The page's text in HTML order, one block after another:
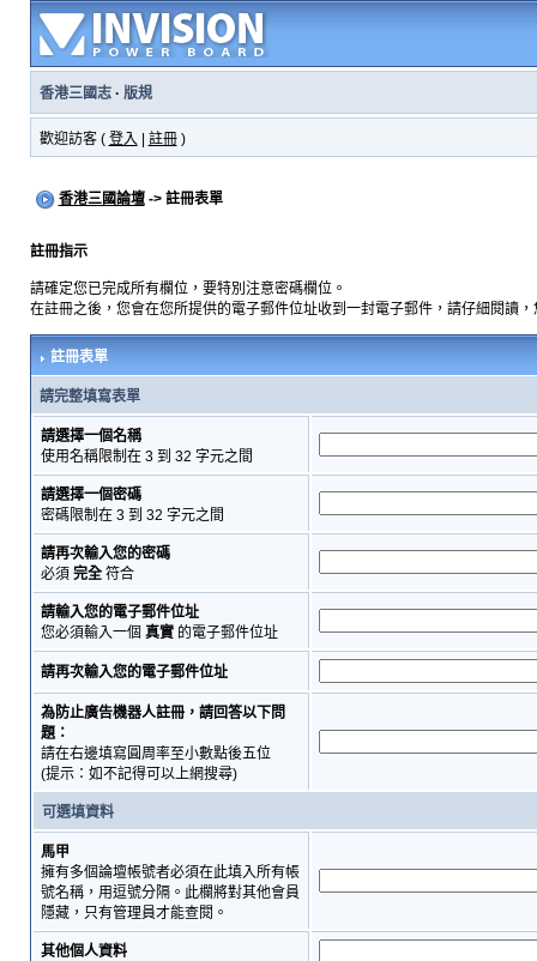
香港三國志· 版規
歡迎訪客 ( 登入 註冊)
香港三國論壇-> 註冊表單
註冊指示
請確定您已完成所有欄位，要特別注意密碼欄位。
在註冊之後，您會在您所提供的電子郵件位址收到一封電子郵件，請仔細閱讀
註冊表單
請完整填寫表單
請選擇一個名稱
使用名稱限制在 3 到 32 字元之間
請選擇一個密碼
密碼限制在 3 到 32 字元之間
請再次輸入您的密碼
必須 完全符合
請輸入您的電子郵件位址
您必須輸入一個 真實的電子郵件位址
請再次輸入您的電子郵件位址
為防止廣告機器人註冊，請回答以下問
題：
請在右邊填寫圓周率至小數點後五位
(提示：如不記得可以上網搜尋)
可選填資料
馬甲
擁有多個論壇帳號者必須在此填入所有帳
號名稱，用逗號分隔。此欄將對其他會員
隱藏，只有管理員才能查閱。
其他個人資料